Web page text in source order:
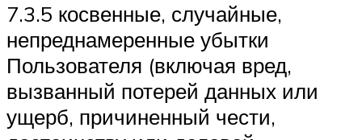
7.3.5 косвенные, случайные,
непреднамеренные убытки
Пользователя (включая вред,
вызванный потерей данных или
ущерб, причиненный чести,